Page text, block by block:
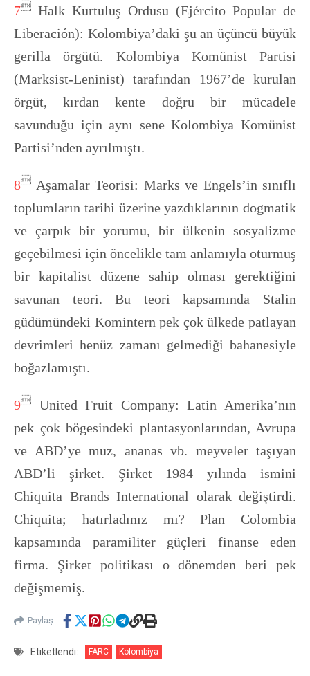
7
Halk Kurtuluş Ordusu (Ejército Popular de
Liberación): Kolombiya’daki şu an üçüncü büyük
gerilla örgütü. Kolombiya Komünist Partisi
(Marksist-Leninist) tarafından 1967’de kurulan
örgüt, kırdan kente doğru bir mücadele
savunduğu için aynı sene Kolombiya Komünist
Partisi’nden ayrılmıştı.
8 Aşamalar Teorisi: Marks ve Engels’in sınıflı
toplumların tarihi üzerine yazdıklarının dogmatik
ve çarpık bir yorumu, bir ülkenin sosyalizme
geçebilmesi için öncelikle tam anlamıyla oturmuş
bir kapitalist düzene sahip olması gerektiğini
savunan teori. Bu teori kapsamında Stalin
güdümündeki Komintern pek çok ülkede patlayan
devrimleri henüz zamanı gelmediği bahanesiyle
boğazlamıştı.
9
United Fruit Company: Latin Amerika’nın
pek çok bögesindeki plantasyonlarından, Avrupa
ve ABD’ye muz, ananas vb. meyveler taşıyan
ABD’li şirket. Şirket 1984 yılında ismini
Chiquita Brands International olarak değiştirdi.
Chiquita; hatırladınız mı? Plan Colombia
kapsamında paramiliter güçleri finanse eden
firma. Şirket politikası o dönemden beri pek
değişmemiş.
Paylaş
Etiketlendi: FARC Kolombiya